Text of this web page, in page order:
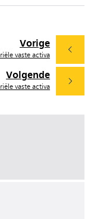
Volgende
vaste activa
Vorige
vaste activa